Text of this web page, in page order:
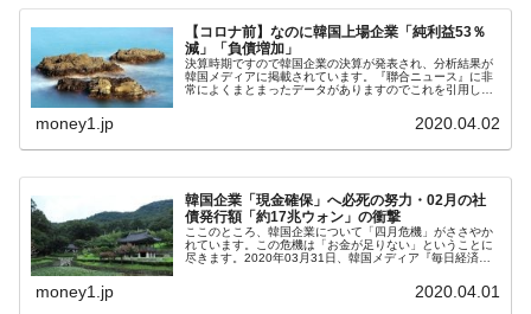
Fact1
日本人マスターズ挑戦の歴史。松山以前に最高位
だった選手とは？
Fact1
甲子園通算本塁打、最多の清原に次いで多く打っ
ている意外な選手とは？
【コロナ前】なのに韓国上場企業「純利益53％
減」「負債増加」
決算時期ですので韓国企業の決算が発表され、分析結果が
韓国メディアに掲載されています。『聯合ニュース』に非
常によくまとまったデータがありますのでこれを引用して
money1.jp 2020.04.02
韓国企業「現金確保」へ必死の努力・02月の社
債発行額「約17兆ウォン」の衝撃
ここのところ、韓国企業について「四月危機」がささやか
れています。この危機は「お金が足りない」ということに
尽きます。2020年03月31日、韓国メディア『毎日経済』
money1.jp 2020.04.01